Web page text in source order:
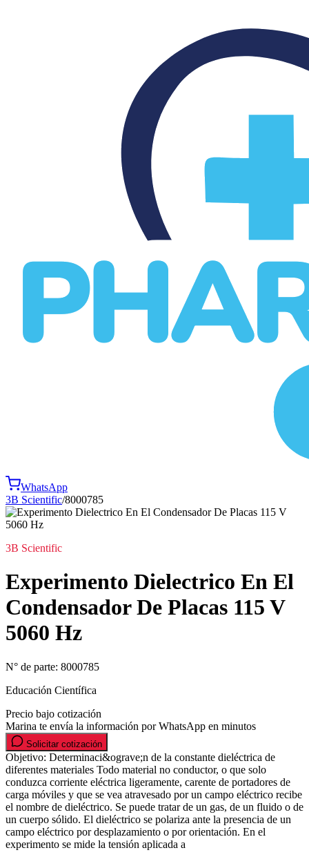
WhatsApp
3B Scientific/8000785
3B Scientific
Experimento Dielectrico En El
Condensador De Placas 115 V
5060 Hz
N° de parte: 8000785
Educación Científica
Precio bajo cotización
Marina te envía la información por WhatsApp en minutos
Solicitar cotización
Objetivo: Determinaci&ograve;n de la constante dieléctrica de
diferentes materiales Todo material no conductor, o que solo
conduzca corriente eléctrica ligeramente, carente de portadores de
carga móviles y que se vea atravesado por un campo eléctrico recibe
el nombre de dieléctrico. Se puede tratar de un gas, de un fluido o de
un cuerpo sólido. El dieléctrico se polariza ante la presencia de un
campo eléctrico por desplazamiento o por orientación. En el
experimento se mide la tensión aplicada a